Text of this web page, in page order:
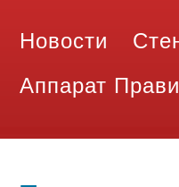
Новости
Аппарат